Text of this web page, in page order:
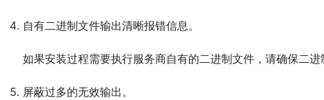
自有二进制文件输出清晰报错信息。
如果安装过程需要执行服务商自有的二进制文件，请确保二
屏蔽过多的无效输出。